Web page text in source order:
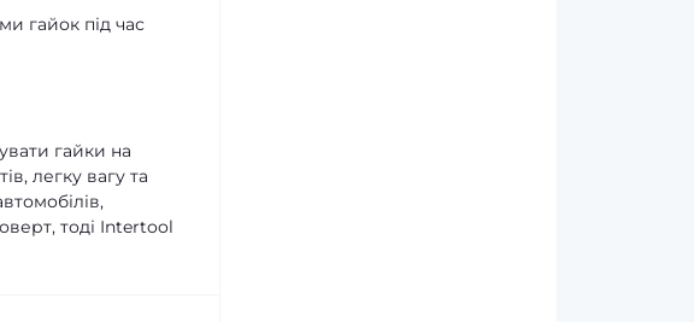
гайок під час
гайки на
легку вагу та
тоді Intertool